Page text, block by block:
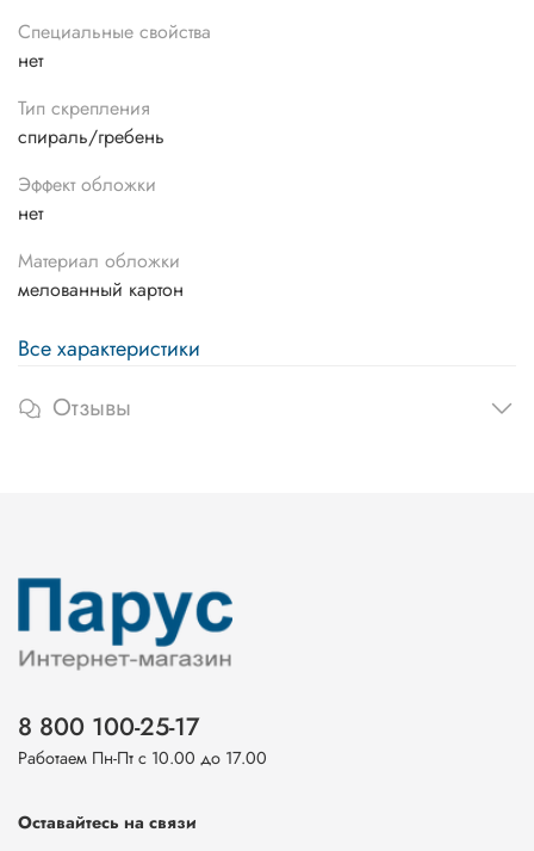
Специальные свойства
нет
Тип скрепления
спираль/гребень
Эффект обложки
нет
Материал обложки
мелованный картон
Все характеристики
Отзывы
8 800 100-25-17
Работаем Пн-Пт с 10.00 до 17.00
Оставайтесь на связи